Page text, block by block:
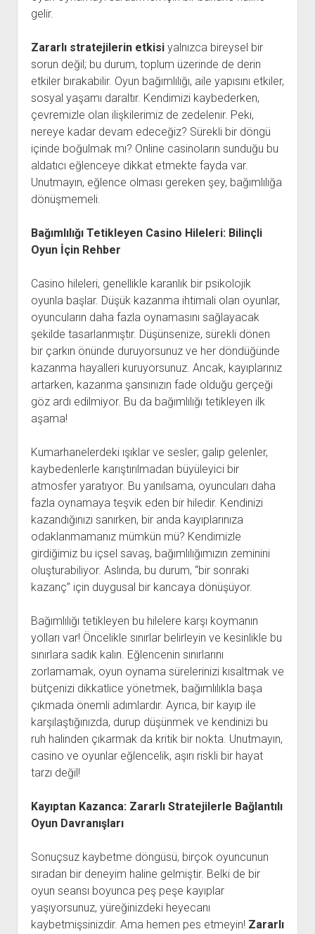
gelir.
Zararlı stratejilerin etkisiyalnızca bireysel bir
sorun değil; bu durum, toplum üzerinde de derin
etkiler bırakabilir. Oyun bağımlılığı, aile yapısını etkiler,
sosyal yaşamı daraltır. Kendimizi kaybederken,
çevremizle olan ilişkilerimiz de zedelenir. Peki,
nereye kadar devam edeceğiz? Sürekli bir döngü
içinde boğulmak mı? Online casinoların sunduğu bu
aldatıcı eğlenceye dikkat etmekte fayda var.
Unutmayın, eğlence olması gereken şey, bağımlılığa
dönüşmemeli.
Bağımlılığı Tetikleyen Casino Hileleri: Bilinçli
Oyun İçin Rehber
Casino hileleri, genellikle karanlık bir psikolojik
oyunla başlar. Düşük kazanma ihtimali olan oyunlar,
oyuncuların daha fazla oynamasını sağlayacak
şekilde tasarlanmıştır. Düşünsenize, sürekli dönen
bir çarkın önünde duruyorsunuz ve her döndüğünde
kazanma hayalleri kuruyorsunuz. Ancak, kayıplarınız
artarken, kazanma şansınızın fade olduğu gerçeği
göz ardı edilmiyor. Bu da bağımlılığı tetikleyen ilk
aşama!
Kumarhanelerdeki ışıklar ve sesler; galip gelenler,
kaybedenlerle karıştırılmadan büyüleyici bir
atmosfer yaratıyor. Bu yanılsama, oyuncuları daha
fazla oynamaya teşvik eden bir hiledir. Kendinizi
kazandığınızı sanırken, bir anda kayıplarınıza
odaklanmamanız mümkün mü? Kendimizle
girdiğimiz bu içsel savaş, bağımlılığımızın zeminini
oluşturabiliyor. Aslında, bu durum, “bir sonraki
kazanç” için duygusal bir kancaya dönüşüyor.
Bağımlılığı tetikleyen bu hilelere karşı koymanın
yolları var! Öncelikle sınırlar belirleyin ve kesinlikle bu
sınırlara sadık kalın. Eğlencenin sınırlarını
zorlamamak, oyun oynama sürelerinizi kısaltmak ve
bütçenizi dikkatlice yönetmek, bağımlılıkla başa
çıkmada önemli adımlardır. Ayrıca, bir kayıp ile
karşılaştığınızda, durup düşünmek ve kendinizi bu
ruh halinden çıkarmak da kritik bir nokta. Unutmayın,
casino ve oyunlar eğlencelik, aşırı riskli bir hayat
tarzı değil!
Kayıptan Kazanca: Zararlı Stratejilerle Bağlantılı
Oyun Davranışları
Sonuçsuz kaybetme döngüsü, birçok oyuncunun
sıradan bir deneyim haline gelmiştir. Belki de bir
oyun seansı boyunca peş peşe kayıplar
yaşıyorsunuz, yüreğinizdeki heyecanı
kaybetmişsinizdir. Ama hemen pes etmeyin! Zararlı